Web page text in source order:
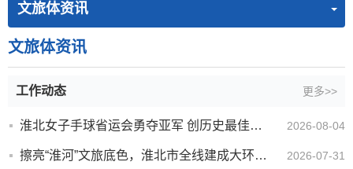
文旅体资讯
文旅体资讯
工作动态 更多>>
淮北女子手球省运会勇夺亚军 创历史最佳战绩 2026-08-04
擦亮“淮河”文旅底色，淮北市全线建成大环线标识系统 2026-07-31